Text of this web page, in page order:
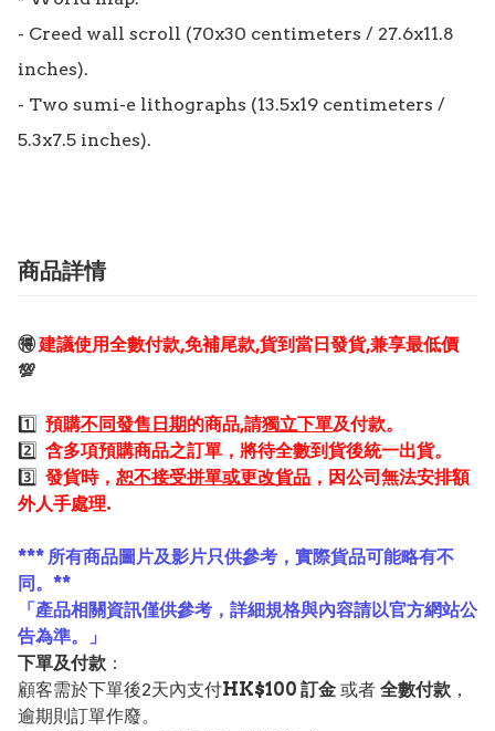
- Creed wall scroll (70x30 centimeters / 27.6x11.8
inches).
- Two sumi-e lithographs (13.5x19 centimeters /
5.3x7.5 inches).
商品詳情
🉐建議使用全數付款,免補尾款,貨到當日發貨,兼享最低價
💯
1️⃣ 預購不同發售日期的商品,請獨立下單及付款。
2️⃣ 含多項預購商品之訂單，將待全數到貨後統一出貨。
3️⃣ 發貨時， 恕不接受拼單或更改貨品 ，因公司無法安排額
外人手處理.
*** 所有商品圖片及影片只供參考，實際貨品可能略有不
同。**
「產品相關資訊僅供參考，詳細規格與內容請以官方網站公
告為準。」
下單及付款 ：
顧客需於下單後2天內支付HK$100 訂金 或者 全數付款 ，
逾期則訂單作廢。